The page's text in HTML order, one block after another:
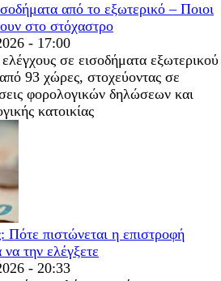
από το εξωτερικό – Ποιοι
στο στόχαστρο
- 17:00
σε εισοδήματα εξωτερικού
93 χώρες, στοχεύοντας σε
φορολογικών δηλώσεων και
κατοικίας
Πότε πιστώνεται η επιστροφή
την ελέγξετε
- 20:33